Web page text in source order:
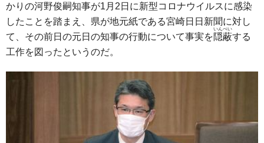
かりの河野俊嗣知事が1月2日に新型コロナウイルスに感染
したことを踏まえ、県が地元紙である宮崎日日新聞に対し
て、その前日の元日の知事の行動について事実を隠蔽
いんぺい
する
工作を図ったというのだ。